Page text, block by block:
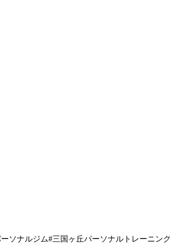
ソナルジム#三国ヶ丘パーソナルトレーニン